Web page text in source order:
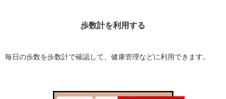
歩数計を利用する
毎日の歩数を歩数計で確認して、健康管理などに利用できます。